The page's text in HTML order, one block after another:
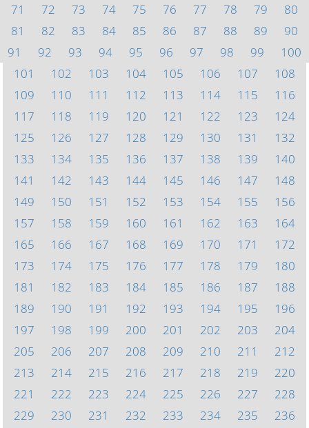
71
72 73 74 75 76 77 78 79
80
81
82 83 84 85 86 87 88 89
90
91
92 93 94 95 96 97 98 99
100
101
102 103 104 105 106 107
108
109
110 111 112 113 114 115
116
117
118 119 120 121 122 123
124
125
126 127 128 129 130 131
132
133
134 135 136 137 138 139
140
141
142 143 144 145 146 147
148
149
150 151 152 153 154 155
156
157
158 159 160 161 162 163
164
165
166 167 168 169 170 171
172
173
174 175 176 177 178 179
180
181
182 183 184 185 186 187
188
189
190 191 192 193 194 195
196
197
198 199 200 201 202 203
204
205
206 207 208 209 210 211
212
213
214 215 216 217 218 219
220
221
222 223 224 225 226 227
228
229
230 231 232 233 234 235
236